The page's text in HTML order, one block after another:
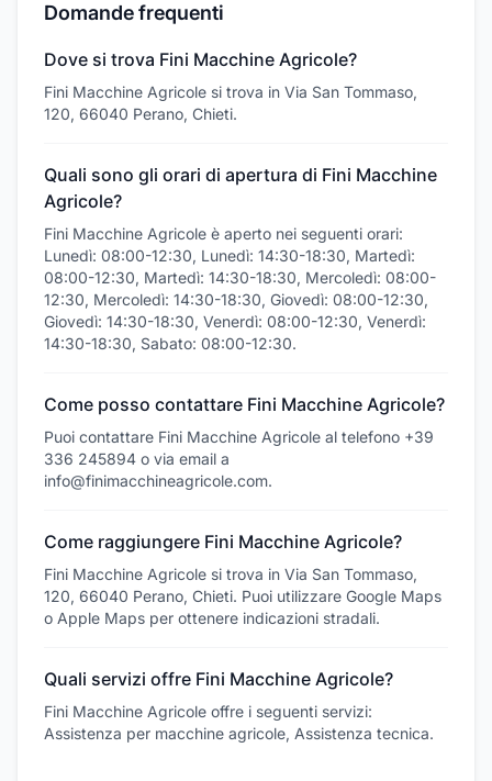
Domande frequenti
Dove si trova Fini Macchine Agricole?
Fini Macchine Agricole si trova in Via San Tommaso,
120, 66040 Perano, Chieti.
Quali sono gli orari di apertura di Fini Macchine
Agricole?
Fini Macchine Agricole è aperto nei seguenti orari:
Lunedì: 08:00-12:30, Lunedì: 14:30-18:30, Martedì:
08:00-12:30, Martedì: 14:30-18:30, Mercoledì: 08:00-
12:30, Mercoledì: 14:30-18:30, Giovedì: 08:00-12:30,
Giovedì: 14:30-18:30, Venerdì: 08:00-12:30, Venerdì:
14:30-18:30, Sabato: 08:00-12:30.
Come posso contattare Fini Macchine Agricole?
Puoi contattare Fini Macchine Agricole al telefono +39
336 245894 o via email a
info@finimacchineagricole.com.
Come raggiungere Fini Macchine Agricole?
Fini Macchine Agricole si trova in Via San Tommaso,
120, 66040 Perano, Chieti. Puoi utilizzare Google Maps
o Apple Maps per ottenere indicazioni stradali.
Quali servizi offre Fini Macchine Agricole?
Fini Macchine Agricole offre i seguenti servizi:
Assistenza per macchine agricole, Assistenza tecnica.